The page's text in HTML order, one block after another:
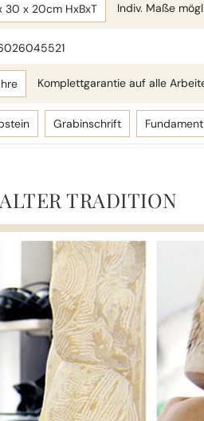
30 x 20cm HxBxT Indiv. Maße
Komplettgarantie auf alle
Grabinschrift
TRADITION